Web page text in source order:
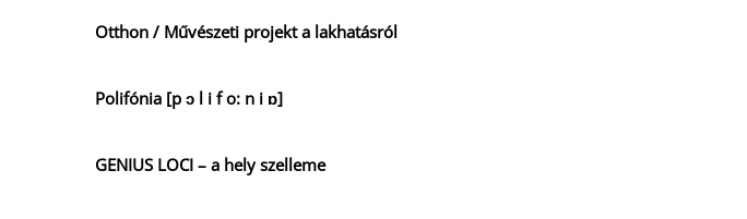
Otthon / Művészeti projekt a lakhatásról
Polifónia [p ɔ l i f o: n i ɒ]
GENIUS LOCI – a hely szelleme